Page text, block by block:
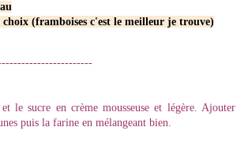
(framboises c'est le meilleur je trouve)
le sucre en crème mousseuse et légère. Ajouter
puis la farine en mélangeant bien.